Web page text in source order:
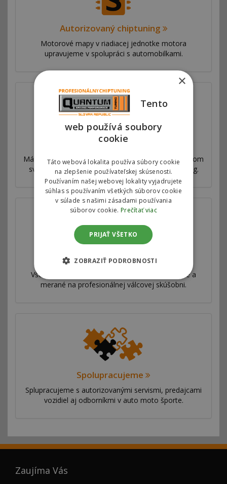
Autorizovaný chiptuning
Motorové mapy v riadiacej jednotke motora
upravujeme v spolupráci s automobilkami.
Prečo sme najlepší
Máme sieť pobočiek vo viac ako 53 krajinách po celom
svete. Ponúkame výhradný autorizovaný chiptuning.
Válcová skúšobňa
Všetky naše úpravy sú veľmi dôkladne testované a
merané na profesionálnej válcovej skúšobni.
Spolupracujeme
Splupracujeme s autorizovanými servismi, predajcami
vozidiel aj odborníkmi v auto moto športe.
Zaujíma Vás
×
Tento
web používá soubory
cookie
Táto webová lokalita používa súbory cookie
na zlepšenie používateľskej skúsenosti.
Používaním našej webovej lokality vyjadrujete
súhlas s používaním všetkých súborov cookie
v súlade s našimi zásadami používania
súborov cookie. Prečítať viac
PRIJAŤ VŠETKO
ZOBRAZIŤ PODROBNOSTI